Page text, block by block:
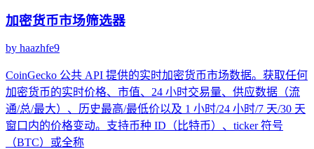
加密货币市场筛选器
by haazhfe9
CoinGecko 公共 API 提供的实时加密货币市场数据。获取任何
加密货币的实时价格、市值、24 小时交易量、供应数据（流
通/总/最大）、历史最高/最低价以及 1 小时/24 小时/7 天/30 天
窗口内的价格变动。支持币种 ID（比特币）、ticker 符号
（BTC）或全称